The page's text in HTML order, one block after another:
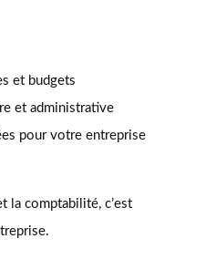
et budgets
et administrative
pour votre entreprise
la comptabilité, c’est